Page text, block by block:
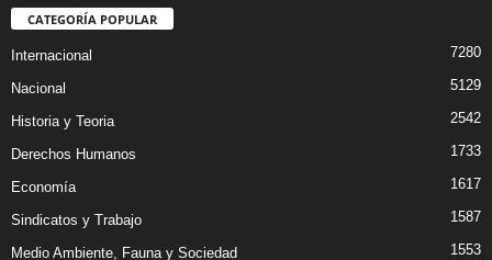
CATEGORÍA POPULAR
Internacional 7280
Nacional 5129
Historia y Teoria 2542
Derechos Humanos 1733
Economía 1617
Sindicatos y Trabajo 1587
Medio Ambiente, Fauna y Sociedad 1553